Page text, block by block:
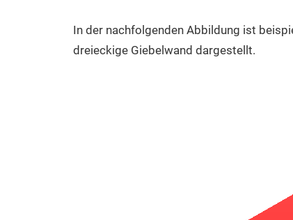
In der nachfolgenden Abbildung ist
dreieckige Giebelwand dargestellt.